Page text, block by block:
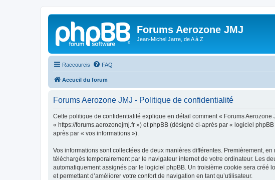
Forums Aerozone JMJ
Jean-Michel Jarre, de A à Z
Raccourcis FAQ
Accueil du forum
Forums Aerozone JMJ - Politique de confidentialité
Cette politique de confidentialité explique en détail comment « Forums
« https://forums.aerozonejmj.fr ») et phpBB (désigné ci-après par « logiciel
après par « vos informations »).
Vos informations sont collectées de deux manières différentes. Premièrement,
téléchargés temporairement par le navigateur internet de votre ordinateur. Les
automatiquement assignés par le logiciel phpBB. Un troisième cookie sera créé
et permettant d’améliorer votre confort de navigation en tant qu’utilisateur.